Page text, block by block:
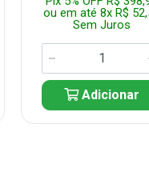
ou em até 8x R$
Sem Juros
Adicionar